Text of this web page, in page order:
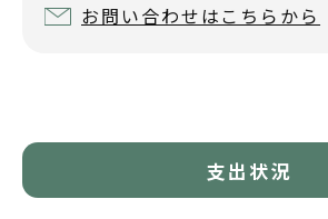
お問い合わせはこちらから
支出状況